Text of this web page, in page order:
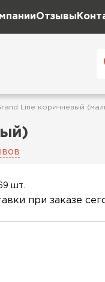
Отзывы
Line коричневый
шт.
при заказе